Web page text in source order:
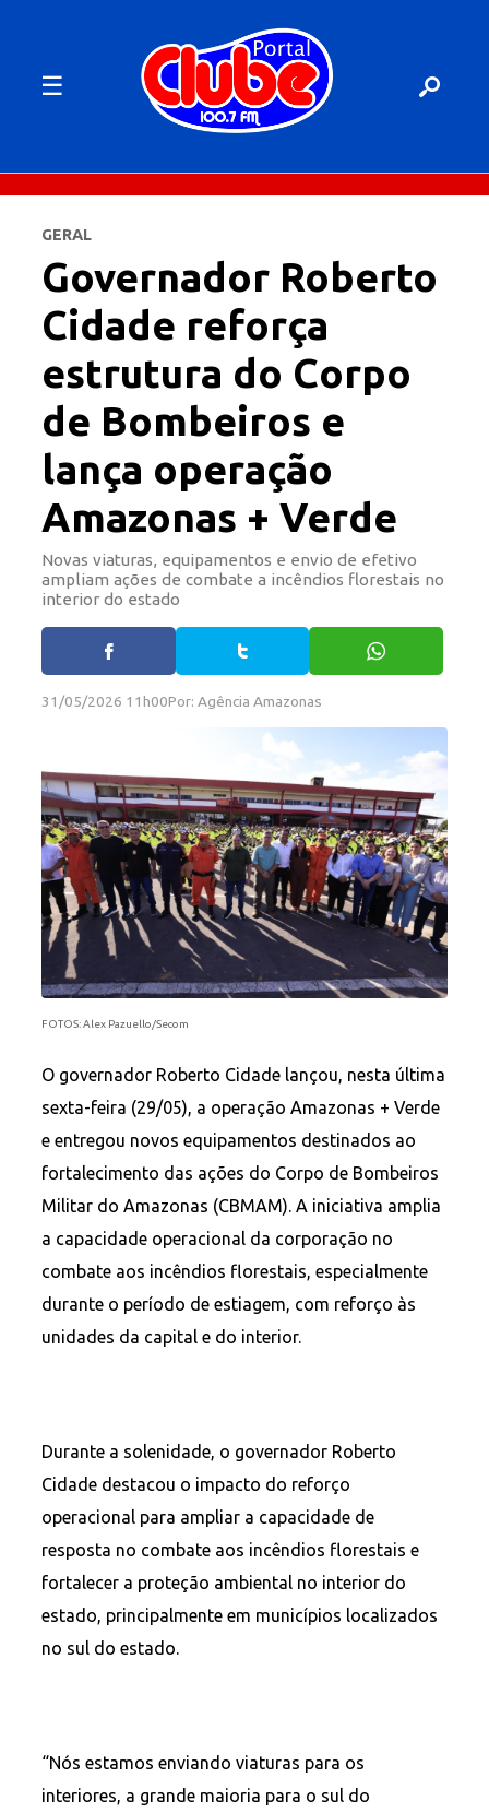
☰
GERAL
Governador Roberto
Cidade reforça
estrutura do Corpo
de Bombeiros e
lança operação
Amazonas + Verde
Novas viaturas, equipamentos e envio de efetivo
ampliam ações de combate a incêndios florestais no
interior do estado
31/05/2026 11h00Por: Agência Amazonas
FOTOS: Alex Pazuello/Secom
O governador Roberto Cidade lançou, nesta última
sexta-feira (29/05), a operação Amazonas + Verde
e entregou novos equipamentos destinados ao
fortalecimento das ações do Corpo de Bombeiros
Militar do Amazonas (CBMAM). A iniciativa amplia
a capacidade operacional da corporação no
combate aos incêndios florestais, especialmente
durante o período de estiagem, com reforço às
unidades da capital e do interior.
Durante a solenidade, o governador Roberto
Cidade destacou o impacto do reforço
operacional para ampliar a capacidade de
resposta no combate aos incêndios florestais e
fortalecer a proteção ambiental no interior do
estado, principalmente em municípios localizados
no sul do estado.
“Nós estamos enviando viaturas para os
interiores, a grande maioria para o sul do